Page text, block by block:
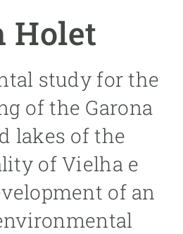
Holet
study for the
of the Garona
lakes of the
of Vielha e
of an